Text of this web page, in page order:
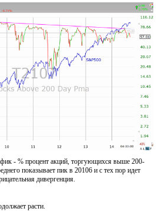
- % процент акций, торгующихся выше 200-
показывает пик в 20106 и с тех пор идет
дивергенция.
расти.